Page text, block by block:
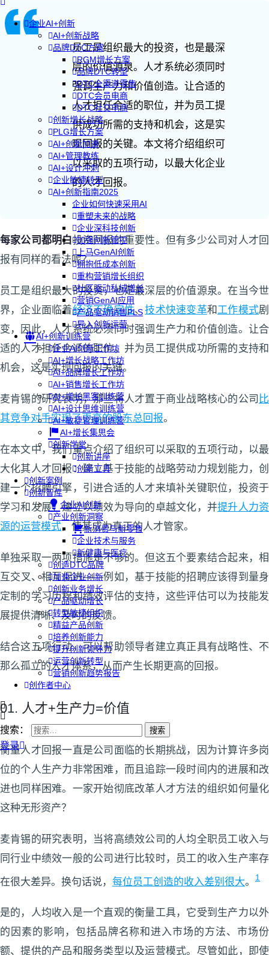
企业AI+创新
AI+创新战略
品牌DTC方案
RGM增长方案
品牌DTC转型
DTC全渠道零售
DTC会员电商
DTC社交电商
创新增长战略
PLG增长方案
AI+创新加速
AI+管理教练
AI+设计冲刺
企业敏捷转型
AI+创新指南2025
企业如何快速采用AI
重塑未来的战略
企业深科技创新
加强创新管控
上马GenAI创新
拥抱低成本创新
重构营销增长组织
社区驱动私域增长
营销GenAI应用
产品驱动销售PLS
导入创新运营
AI+创新训练营
企业AI创新工作坊
AI+增长战略工作坊
AI+品牌增长工作坊
AI+销售增长工作坊
AI+增长黑客训练营
AI+设计思维训练营
AI+敏捷管理训练营
AI+增长集思会
创新学堂
创新讲座
创新工具
创新案例
创新智库
企业AI创新
产业创新洞察
新消费与新零售
企业技术与服务
新健康与医疗
创造DTC品牌
加速企业创新
创新业务增长
产品驱动增长
转型敏捷组织
精益产品创新
培养创新能力
提升创新领导力
运营创新转型
营销创新趋势报告
创作者中心
搜索：
登录
员工是组织最大的投资，也是最深
层的价值源泉。人才系统必须同时
强调生产力和价值创造。让合适的
人才担任合适的职位，并为员工提
供成功所需的支持和机会，这是实
现回报的关键。本文将介绍组织可
以采取的五项行动，以最大化企业
的人才回报。
每家公司都明白投资回报的重要性。但有多少公司对人才回
报有同样的看法呢？
员工是组织最大的投资，也是最深层的价值源泉。在当今世
界，企业面临着经济不确定性、技术快速变革和 工作模式剧
变，因此，人才系统必须同时强调生产力和价值创造。让合
适的人才担任合适的职位，并为员工提供成功所需的支持和
机会，这是实现回报的关键。
麦肯锡的研究表明，那些将人才置于商业战略核心的公司 比
其竞争对手实现了更高的股东总回报。
在本文中，我们重点介绍了组织可以采取的五项行动，以最
大化其人才回报：建立基于技能的战略劳动力规划能力，创
建一个招聘引擎，引进合适的人才来填补关键职位，投资于
学习和发展，建立以绩效为导向的卓越文化，并提升人力资
源的运营模式，使其成为真正的人才管家。
单独采取一两项措施是不够的。但这五个要素结合起来，相
互交叉、相互促进——例如，基于技能的招聘应该得到量身
定制的学习历程和绩效评估的支持，这些评估可以为技能发
展提供清晰、及时的反馈。
结合这五项行动，可以帮助领导者建立真正具有战略性、不
那么孤立的人才体系，从而产生长期更高的回报。
01. 人才+生产力=价值
衡量人才回报一直是公司面临的长期挑战，因为计算许多岗
位的个人生产力非常困难，而且追踪一段时间内的进展和改
进也同样困难。一家开始彻底改革人才方法的组织如何量化
这种无形资产？
麦肯锡的研究表明，当将高绩效公司的人均全职员工收入与
同行业中绩效一般的公司进行比较时，员工的收入生产率存
在很大差异。换句话说， 每位员工创造的收入差别很大。 1
是的，人均收入是一个直观的衡量工具，它受到生产力以外
的因素的影响，包括品牌名称和进入市场的方法、市场份
额、提供的产品和服务类型以及运营模式。尽管如此，即使